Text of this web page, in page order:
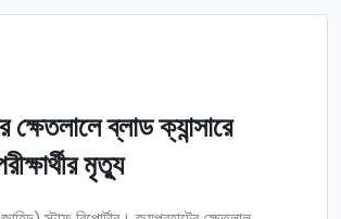
ব্লাড ক্যান্সারে
মৃত্যু